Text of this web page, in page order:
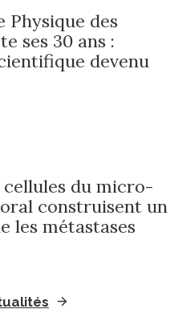
Physique des
ses 30 ans :
devenu
du micro-
construisent un
les métastases